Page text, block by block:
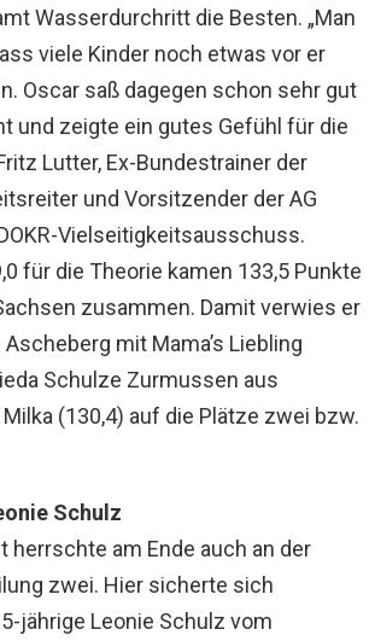
Wasserdurchritt die Besten. „Man
viele Kinder noch etwas vor er
Oscar saß dagegen schon sehr gut
und zeigte ein gutes Gefühl für die
Lutter, Ex-Bundestrainer der
und Vorsitzender der AG
Vielseitigkeitsausschuss.
für die Theorie kamen 133,5 Punkte
zusammen. Damit verwies er
mit Mama’s Liebling
Schulze Zurmussen aus
(130,4) auf die Plätze zwei bzw.
Schulz
herrschte am Ende auch an der
zwei. Hier sicherte sich
jährige Leonie Schulz vom